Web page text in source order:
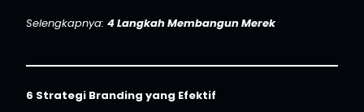
Selengkapnya: 4 Langkah Membangun Merek
6 Strategi Branding yang Efektif